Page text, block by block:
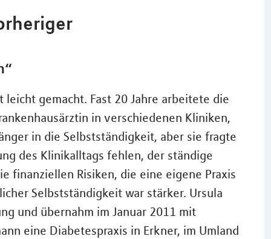
gemacht. Fast 20 Jahre arbeitete die
in verschiedenen Kliniken,
in die Selbstständigkeit, aber sie fragte
des Klinikalltags fehlen, der ständige
finanziellen Risiken, die eine eigene Praxis
Selbstständigkeit war stärker. Ursula
und übernahm im Januar 2011 mit
eine Diabetespraxis in Erkner, im Umland